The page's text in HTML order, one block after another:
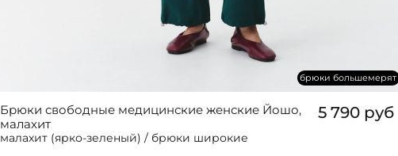
брюки большемерят
Брюки свободные медицинские женские Йошо,
малахит
малахит (ярко-зеленый) / брюки широкие
5 790 руб